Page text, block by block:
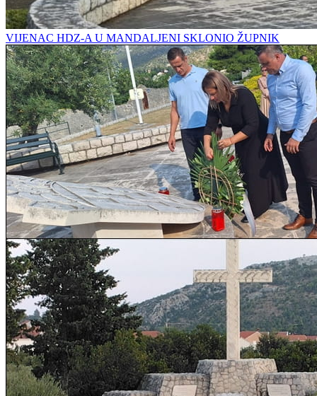
VIJENAC HDZ-A U MANDALJENI SKLONIO ŽUPNIK